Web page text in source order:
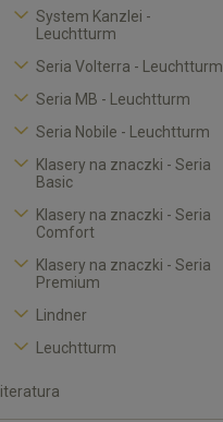
System Kanzlei -
Leuchtturm
Seria Volterra - Leuchtturm
Seria MB - Leuchtturm
Seria Nobile - Leuchtturm
Klasery na znaczki - Seria
Basic
Klasery na znaczki - Seria
Comfort
Klasery na znaczki - Seria
Premium
Lindner
Leuchtturm
Literatura